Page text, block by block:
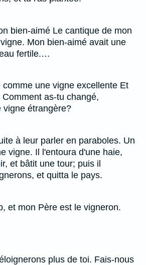
bien-aimé Le cantique de mon
Mon bien-aimé avait une
fertile.…
une vigne excellente Et
as-tu changé,
vigne étrangère?
à leur parler en paraboles. Un
vigne. Il l'entoura d'une haie,
et bâtit une tour; puis il
et quitta le pays.
et mon Père est le vigneron.
plus de toi. Fais-nous